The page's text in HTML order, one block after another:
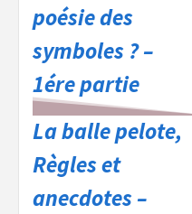
poésie des
symboles ? –
1ére partie
La balle pelote,
Règles et
anecdotes –